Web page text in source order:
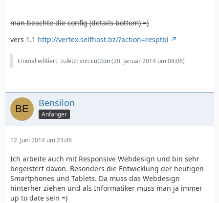
man beachte die config (details bottom) =)
vers 1.1 http://vertex.selfhost.bz/?action=resptbl
Einmal editiert, zuletzt voncottton(20. Januar 2014 um 08:06)
Bensilon
Anfänger
12. Juni 2014 um 23:46
Ich arbeite auch mit Responsive Webdesign und bin sehr
begeistert davon. Besonders die Entwicklung der heutigen
Smartphones und Tablets. Da muss das Webdesign
hinterher ziehen und als Informatiker muss man ja immer
up to date sein =)